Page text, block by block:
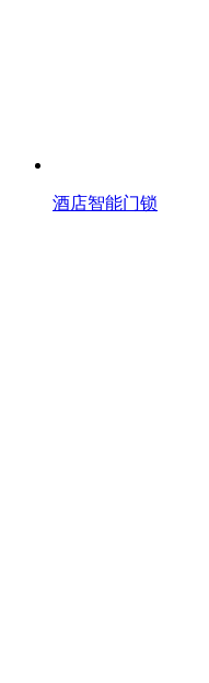
酒店智能门锁